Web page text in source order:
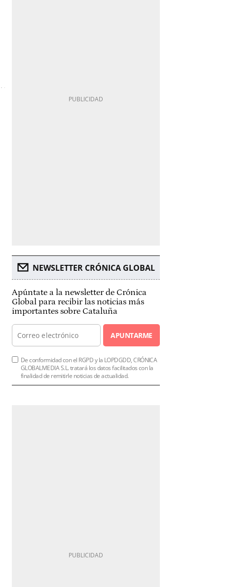
NEWSLETTER CRÓNICA GLOBAL
Apúntate a la newsletter de Crónica
Global para recibir las noticias más
importantes sobre Cataluña
APUNTARME
De conformidad con el RGPD y la LOPDGDD, CRÓNICA
GLOBALMEDIA S.L. tratará los datos facilitados con la
finalidad de remitirle noticias de actualidad.